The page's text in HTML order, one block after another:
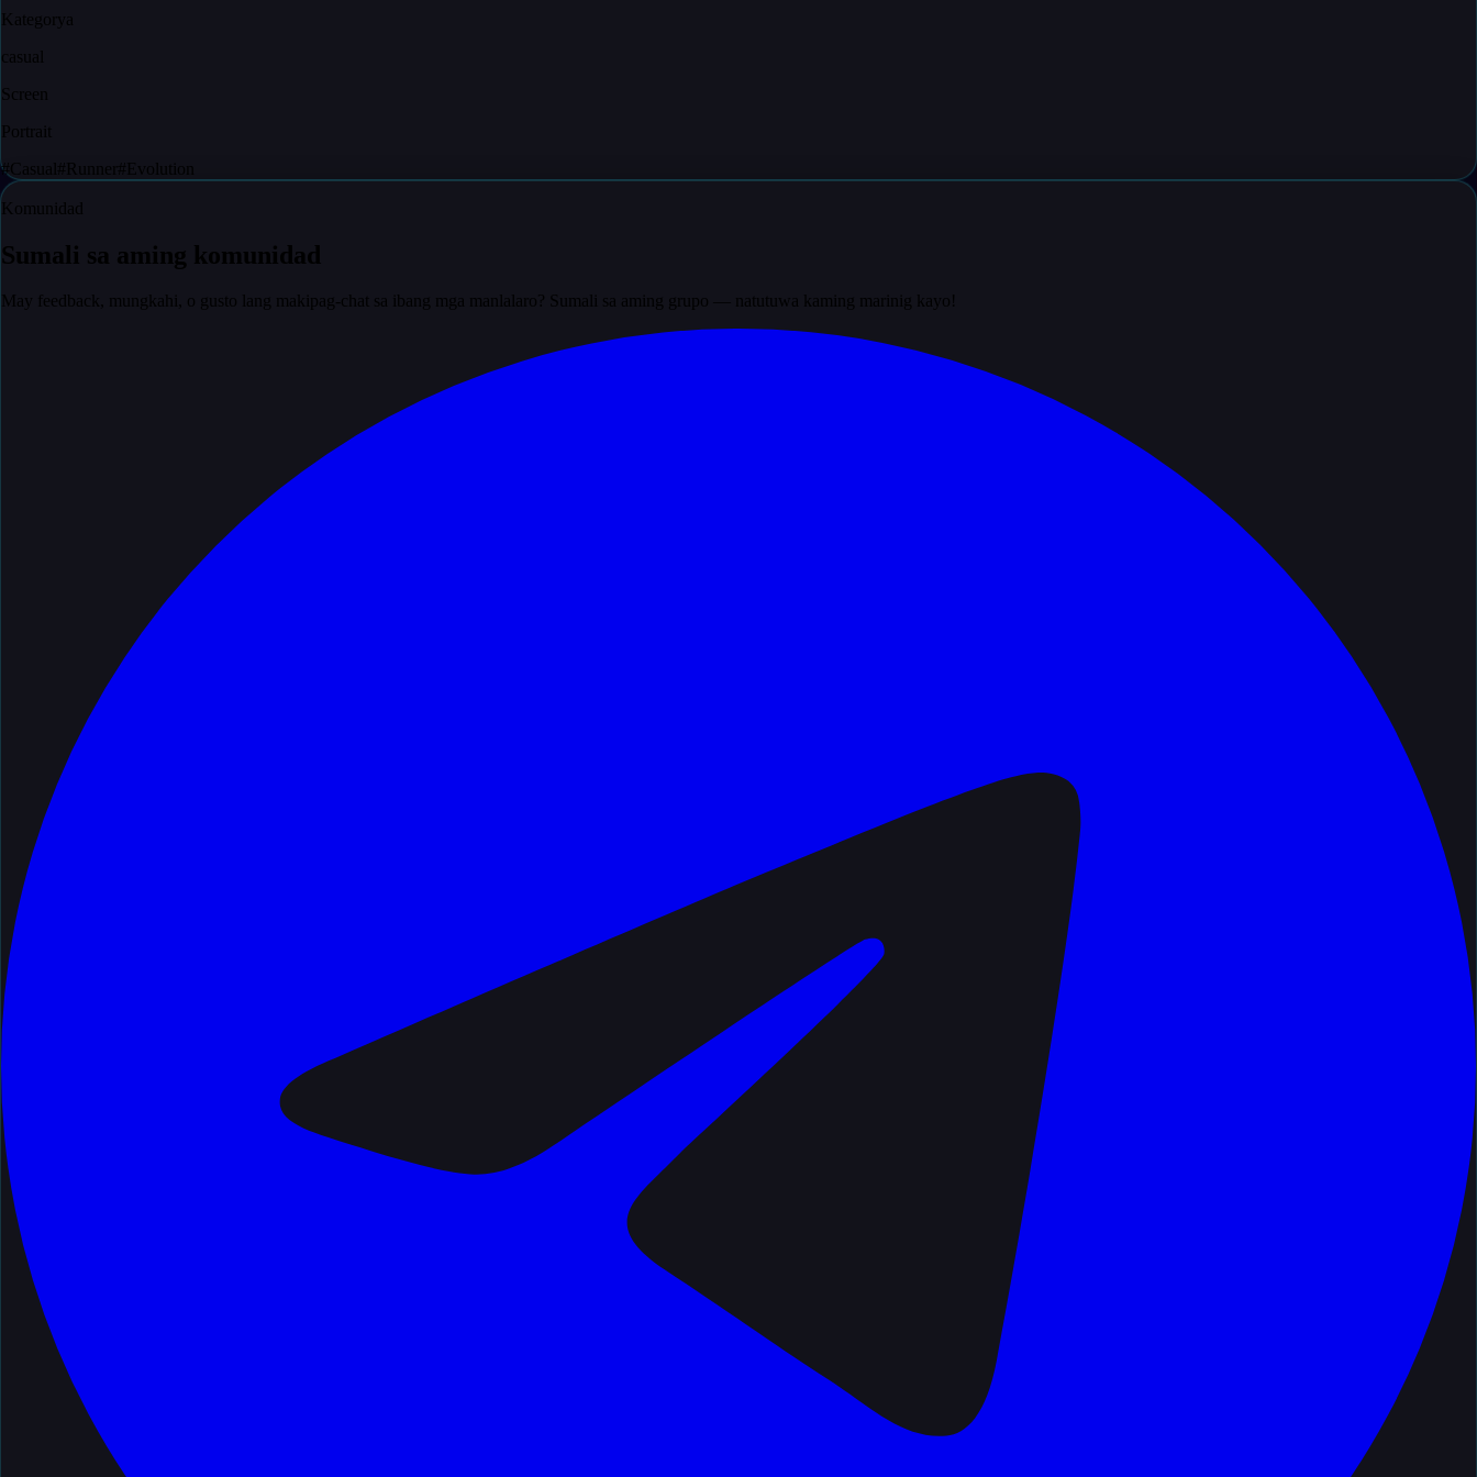
Kategorya
casual
Screen
Portrait
#Casual # Runner # Evolution
Komunidad
Sumali sa aming komunidad
May feedback, mungkahi, o gusto lang makipag-chat sa ibang mga manlalaro? Sumali sa aming grupo — natutuwa kaming marinig kayo!